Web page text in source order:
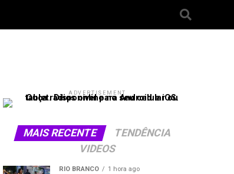
ADVERTISEMENT
MAIS RECENTE
TENDÊNCIA
VIDEOS
RIO BRANCO 1 hora ago